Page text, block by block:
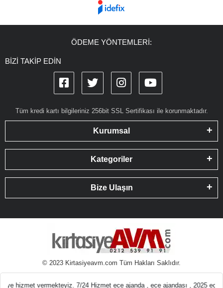
ÖDEME YÖNTEMLERİ:
BİZİ TAKİP EDİN
Tüm kredi kartı bilgileriniz 256bit SSL Sertifikası ile korunmaktadır.
Kurumsal
Kategoriler
Bize Ulaşın
© 2023 Kirtasiyeavm.com Tüm Hakları Saklıdır.
En ucuz